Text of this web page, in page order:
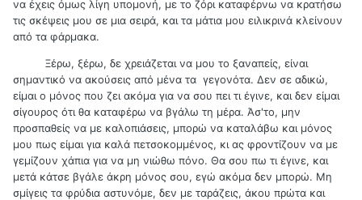
να έχεις όμως λίγη υπομονή, με το ζόρι καταφέρνω να κρατήσω
τις σκέψεις μου σε μια σειρά, και τα μάτια μου ειλικρινά κλείνουν
από τα φάρμακα.
Ξέρω, ξέρω, δε χρειάζεται να μου το ξαναπείς, είναι
σημαντικό να ακούσεις από μένα τα γεγονότα. Δεν σε αδικώ,
είμαι ο μόνος που ζει ακόμα για να σου πει τι έγινε, και δεν είμαι
σίγουρος ότι θα καταφέρω να βγάλω τη μέρα. Άσ'το, μην
προσπαθείς να με καλοπιάσεις, μπορώ να καταλάβω και μόνος
μου πως είμαι για καλά πετσοκομμένος, κι ας φροντίζουν να με
γεμίζουν χάπια για να μη νιώθω πόνο. Θα σου πω τι έγινε, και
μετά κάτσε βγάλε άκρη μόνος σου, εγώ ακόμα δεν μπορώ. Μη
σμίγεις τα φρύδια αστυνόμε, δεν με ταράζεις, άκου πρώτα και